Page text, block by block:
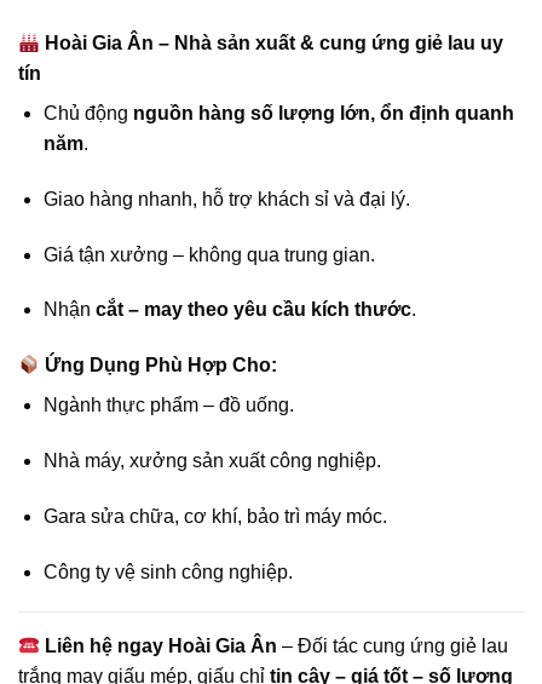
Hoài Gia Ân – Nhà sản xuất & cung ứng giẻ lau uy
tín
Chủ động nguồn hàng số lượng lớn, ổn định quanh
năm.
Giao hàng nhanh, hỗ trợ khách sỉ và đại lý.
Giá tận xưởng – không qua trung gian.
Nhận cắt – may theo yêu cầu kích thước.
Ứng Dụng Phù Hợp Cho:
Ngành thực phẩm – đồ uống.
Nhà máy, xưởng sản xuất công nghiệp.
Gara sửa chữa, cơ khí, bảo trì máy móc.
Công ty vệ sinh công nghiệp.
Liên hệ ngay Hoài Gia Ân – Đối tác cung ứng giẻ lau
trắng may giấu mép, giấu chỉ tin cậy – giá tốt – số lượng